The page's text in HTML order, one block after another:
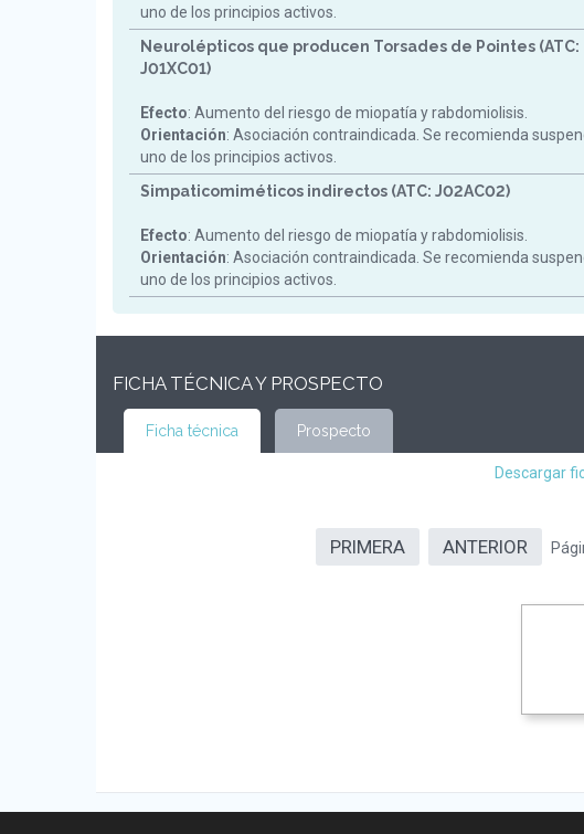
uno de los principios activos.
Neurolépticos que producen Torsades de Pointes (ATC:
J01XC01)
Efecto: Aumento del riesgo de miopatía y rabdomiolisis.
Orientación: Asociación contraindicada. Se recomienda
uno de los principios activos.
Simpaticomiméticos indirectos (ATC: J02AC02)
Efecto: Aumento del riesgo de miopatía y rabdomiolisis.
Orientación: Asociación contraindicada. Se recomienda
uno de los principios activos.
FICHA TÉCNICA Y PROSPECTO
Ficha técnica Prospecto
Descargar
PRIMERA ANTERIOR